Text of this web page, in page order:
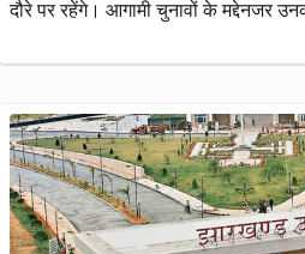
दौरे पर रहेंगे। आगामी चुनावों के मद्देनजर